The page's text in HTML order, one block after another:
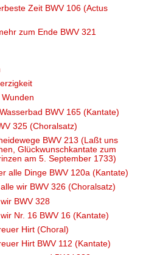
Zeit BWV 106 (Actus
zum Ende BWV 321
BWV 165 (Kantate)
325 (Choralsatz)
BWV 213 (Laßt uns
Glückwunschkantate zum
am 5. September 1733)
alle Dinge BWV 120a (Kantate)
wir BWV 326 (Choralsatz)
BWV 328
Nr. 16 BWV 16 (Kantate)
Hirt (Choral)
Hirt BWV 112 (Kantate)